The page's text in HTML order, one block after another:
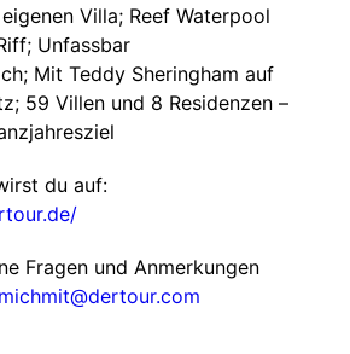
Villa; Reef Waterpool
Unfassbar
Mit Teddy Sheringham auf
59 Villen und 8 Residenzen –
du auf:
Fragen und Anmerkungen